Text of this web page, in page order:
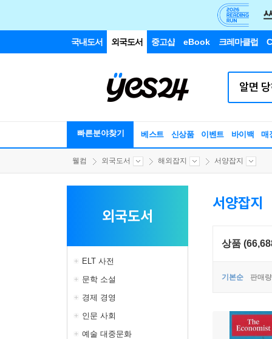
국내도서 외국도서 중고샵 eBook 크레마클럽
빠른분야찾기 베스트 신상품 이벤트 바이백 매
웰컴 외국도서 해외잡지 서양잡지
외국도서
ELT 사전
문학 소설
경제 경영
인문 사회
예술 대중문화
서양잡지
상품
기본순 판매